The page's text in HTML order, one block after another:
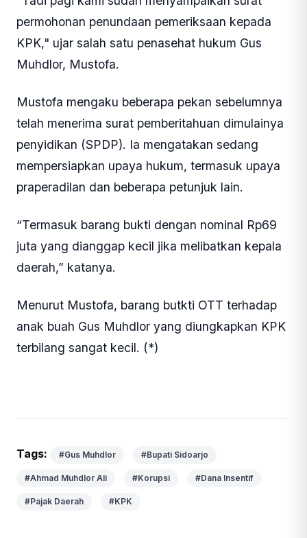
permohonan penundaan pemeriksaan kepada
KPK," ujar salah satu penasehat hukum Gus
Muhdlor, Mustofa.
Mustofa mengaku beberapa pekan sebelumnya
telah menerima surat pemberitahuan dimulainya
penyidikan (SPDP). Ia mengatakan sedang
mempersiapkan upaya hukum, termasuk upaya
praperadilan dan beberapa petunjuk lain.
“Termasuk barang bukti dengan nominal Rp69
juta yang dianggap kecil jika melibatkan kepala
daerah,” katanya.
Menurut Mustofa, barang butkti OTT terhadap
anak buah Gus Muhdlor yang diungkapkan KPK
terbilang sangat kecil. (*)
Tags: #Gus Muhdlor #Bupati Sidoarjo
#Ahmad Muhdlor Ali #Korupsi #Dana Insentif
#Pajak Daerah #KPK